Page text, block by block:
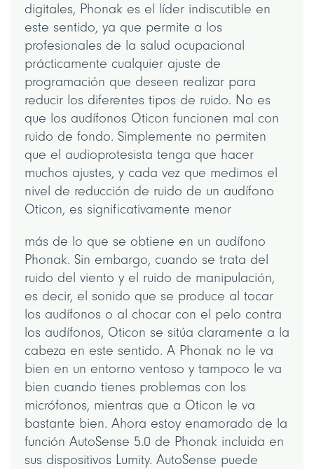
digitales, Phonak es el líder indiscutible en
este sentido, ya que permite a los
profesionales de la salud ocupacional
prácticamente cualquier ajuste de
programación que deseen realizar para
reducir los diferentes tipos de ruido. No es
que los audífonos Oticon funcionen mal con
ruido de fondo. Simplemente no permiten
que el audioprotesista tenga que hacer
muchos ajustes, y cada vez que medimos el
nivel de reducción de ruido de un audífono
Oticon, es significativamente menor
más de lo que se obtiene en un audífono
Phonak. Sin embargo, cuando se trata del
ruido del viento y el ruido de manipulación,
es decir, el sonido que se produce al tocar
los audífonos o al chocar con el pelo contra
los audífonos, Oticon se sitúa claramente a la
cabeza en este sentido. A Phonak no le va
bien en un entorno ventoso y tampoco le va
bien cuando tienes problemas con los
micrófonos, mientras que a Oticon le va
bastante bien. Ahora estoy enamorado de la
función AutoSense 5.0 de Phonak incluida en
sus dispositivos Lumity. AutoSense puede